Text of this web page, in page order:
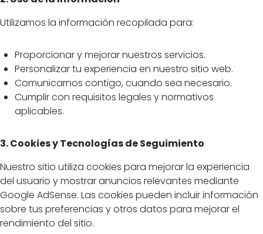
Utilizamos la información recopilada para:
Proporcionar y mejorar nuestros servicios.
Personalizar tu experiencia en nuestro sitio web.
Comunicarnos contigo, cuando sea necesario.
Cumplir con requisitos legales y normativos
aplicables.
3. Cookies y Tecnologías de Seguimiento
Nuestro sitio utiliza cookies para mejorar la experiencia
del usuario y mostrar anuncios relevantes mediante
Google AdSense. Las cookies pueden incluir información
sobre tus preferencias y otros datos para mejorar el
rendimiento del sitio.